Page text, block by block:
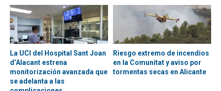
La UCI del Hospital Sant Joan
d’Alacant estrena
monitorización avanzada que
se adelanta a las
Riesgo extremo de incendios
en la Comunitat y aviso por
tormentas secas en Alicante